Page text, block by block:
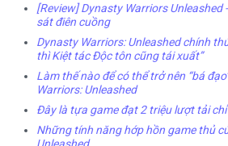
[Review] Dynasty Warriors Unleashed
sát điên cuồng
Dynasty Warriors: Unleashed chính
thì Kiệt tác Độc tôn cũng tái xuất”
Làm thế nào để có thể trở nên “bá
Warriors: Unleashed
Đây là tựa game đạt 2 triệu lượt tải
Những tính năng hớp hồn game thủ